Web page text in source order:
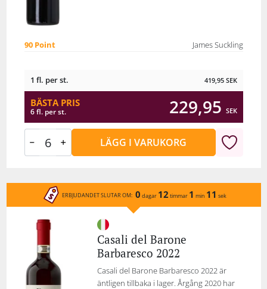
90 Point James Suckling
1 fl. per st. 419,95 SEK
BÄSTA PRIS
6 fl. per st. 229,95 SEK
LÄGG I VARUKORG
ERBJUDANDET SLUTAR OM: 0 dagar 12 timmar 1 min 11 sek
Casali del Barone
Barbaresco 2022
Casali del Barone Barbaresco 2022 är
äntligen tillbaka i lager. Årgång 2020 har